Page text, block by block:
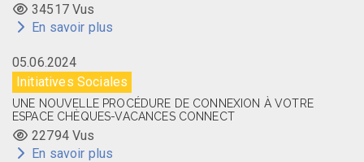
34517 Vus
En savoir plus
05.06.2024
Initiatives Sociales
UNE NOUVELLE PROCÉDURE DE CONNEXION À VOTRE
ESPACE CHÈQUES-VACANCES CONNECT
22794 Vus
En savoir plus